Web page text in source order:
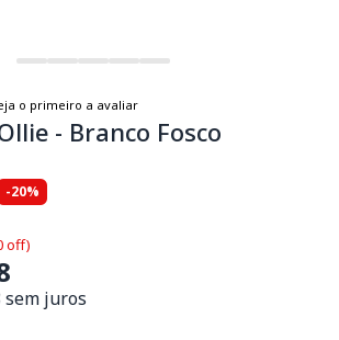
o primeiro a avaliar
- Branco Fosco
-20%
off)
sem juros